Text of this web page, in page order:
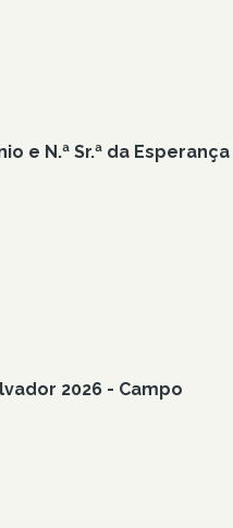
e N.ª Sr.ª da Esperança
2026 - Campo